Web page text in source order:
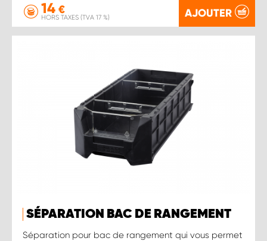
14 €
HORS TAXES (TVA 17 %) AJOUTER
SÉPARATION BAC DE RANGEMENT
Séparation pour bac de rangement qui vous permet